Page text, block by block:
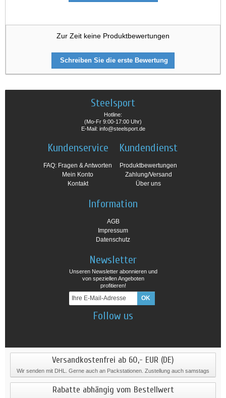
Zur Zeit keine Produktbewertungen
Schreiben Sie die erste Bewertung
Steelsport
Hotline:
(Mo-Fr 9:00-17:00 Uhr)
E-Mail: info@steelsport.de
Kundenservice
FAQ: Fragen & Antworten
Mein Konto
Kontakt
Kundendienst
Produktbewertungen
Zahlung/Versand
Über uns
Information
AGB
Impressum
Datenschutz
Newsletter
Unseren Newsletter abonnieren und
von speziellen Angeboten
profitieren!
Follow us
Versandkostenfrei ab 60,- EUR (DE)
Wir senden mit DHL. Gerne auch an Packstationen. Zustellung auch samstags
Rabatte abhängig vom Bestellwert